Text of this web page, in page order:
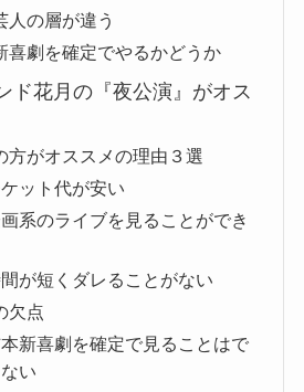
の層が違う
劇を確定でやるかどうか
ド花月の『夜公演』がオス
方がオススメの理由３選
ット代が安い
系のライブを見ることができ
が短くダレることがない
欠点
新喜劇を確定で見ることはで
い